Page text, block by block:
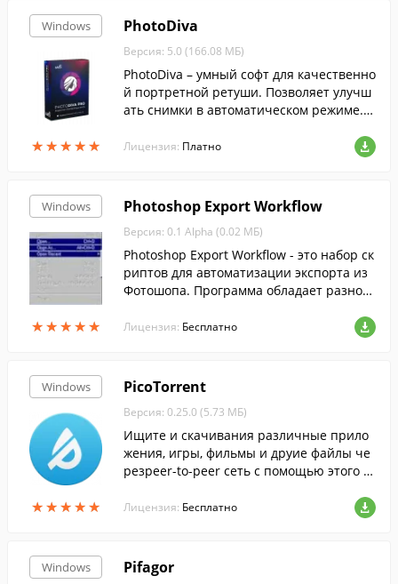
Windows
★★★★★
★★★★★
PhotoDiva
Версия: 5.0 (166.08 МБ)
PhotoDiva – умный софт для качественно
й портретной ретуши. Позволяет улучш
ать снимки в автоматическом режиме. Э
так и серьёзные дефекты.
Лицензия: Платно
Windows
★★★★★
★★★★★
Photoshop Export Workflow
Версия: 0.1 Alpha (0.02 МБ)
Photoshop Export Workflow - это набор ск
риптов для автоматизации экспорта из
Фотошопа. Программа обладает разноо
Лицензия: Бесплатно
Windows
★★★★★
★★★★★
PicoTorrent
Версия: 0.25.0 (5.73 МБ)
Ищите и скачивания различные прило
жения, игры, фильмы и друие файлы че
резpeer-to-peer сеть с помощью этого п
Лицензия: Бесплатно
Windows Pifagor